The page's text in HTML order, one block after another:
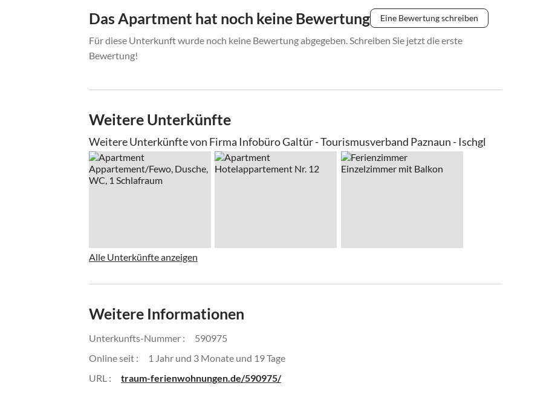
Das Apartment hat noch keine Bewertung Eine Bewertung schreiben
Für diese Unterkunft wurde noch keine Bewertung abgegeben. Schreiben Sie jetzt die erste
Bewertung!
Weitere Unterkünfte
Weitere Unterkünfte von Firma Infobüro Galtür - Tourismusverband Paznaun - Ischgl
Alle Unterkünfte anzeigen
Weitere Informationen
Unterkunfts-Nummer :
590975
Online seit :
1 Jahr und 3 Monate und 19 Tage
URL :
traum-ferienwohnungen.de/590975/